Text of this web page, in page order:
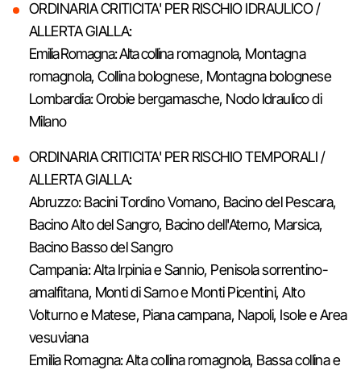
ORDINARIA CRITICITA' PER RISCHIO IDRAULICO /
ALLERTA GIALLA:
Emilia Romagna: Alta collina romagnola, Montagna
romagnola, Collina bolognese, Montagna bolognese
Lombardia: Orobie bergamasche, Nodo Idraulico di
Milano
ORDINARIA CRITICITA' PER RISCHIO TEMPORALI /
ALLERTA GIALLA:
Abruzzo: Bacini Tordino Vomano, Bacino del Pescara,
Bacino Alto del Sangro, Bacino dell'Aterno, Marsica,
Bacino Basso del Sangro
Campania: Alta Irpinia e Sannio, Penisola sorrentino-
amalfitana, Monti di Sarno e Monti Picentini, Alto
Volturno e Matese, Piana campana, Napoli, Isole e Area
vesuviana
Emilia Romagna: Alta collina romagnola, Bassa collina e